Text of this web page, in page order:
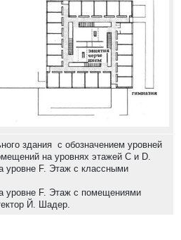
здания с обозначением уровней
на уровнях этажей С и D.
уровне F. Этаж с классными
уровне F. Этаж с помещениями
Й. Шадер.